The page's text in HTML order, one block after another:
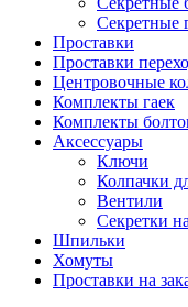
Секретные
Проставки
Проставки
Центровочные
Комплекты гаек
Комплекты
Аксессуары
Ключи
Колпачки
Вентили
Секретки
Шпильки
Хомуты
Проставки на